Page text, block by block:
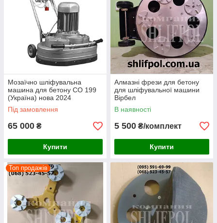
Мозаїчно шліфувальна
машина для бетону СО 199
(Україна) нова 2024
Під замовлення
65 000 ₴
Купити
Алмазні фрези для бетону
для шліфувальної машини
Вірбел
В наявності
5 500 ₴/комплект
Купити
Топ продажів